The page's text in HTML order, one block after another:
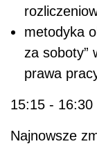
metodyka
za soboty”
prawa
15:15 - 16:30
Najnowsze